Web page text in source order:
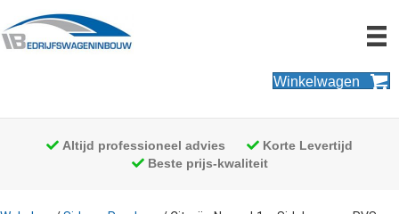
Winkelwagen
Altijd professioneel advies
Korte Levertijd
Beste prijs-kwaliteit